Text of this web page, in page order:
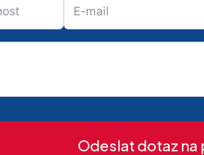
Odeslat dotaz na